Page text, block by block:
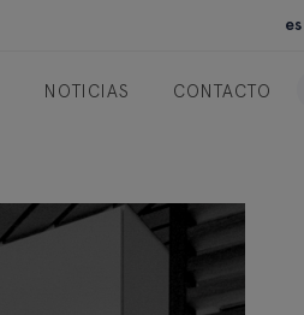
es
NOTICIAS CONTACTO